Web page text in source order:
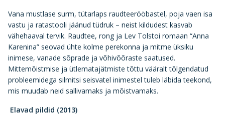
Vana mustlase surm, tütarlaps raudteerööbastel, poja vaen isa
vastu ja ratastooli jäänud tüdruk – neist kildudest kasvab
vähehaaval tervik. Raudtee, rong ja Lev Tolstoi romaan “Anna
Karenina” seovad ühte kolme perekonna ja mitme üksiku
inimese, vanade sõprade ja võhivõõraste saatused.
Mittemõistmise ja ütlematajätmiste tõttu vääralt tõlgendatud
probleemidega silmitsi seisvatel inimestel tuleb läbida teekond,
mis muudab neid sallivamaks ja mõistvamaks.
Elavad pildid (2013)